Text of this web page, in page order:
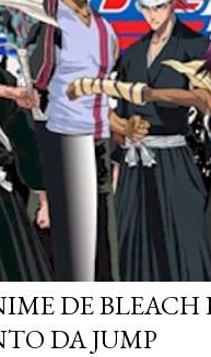
DE BLEACH
DA JUMP